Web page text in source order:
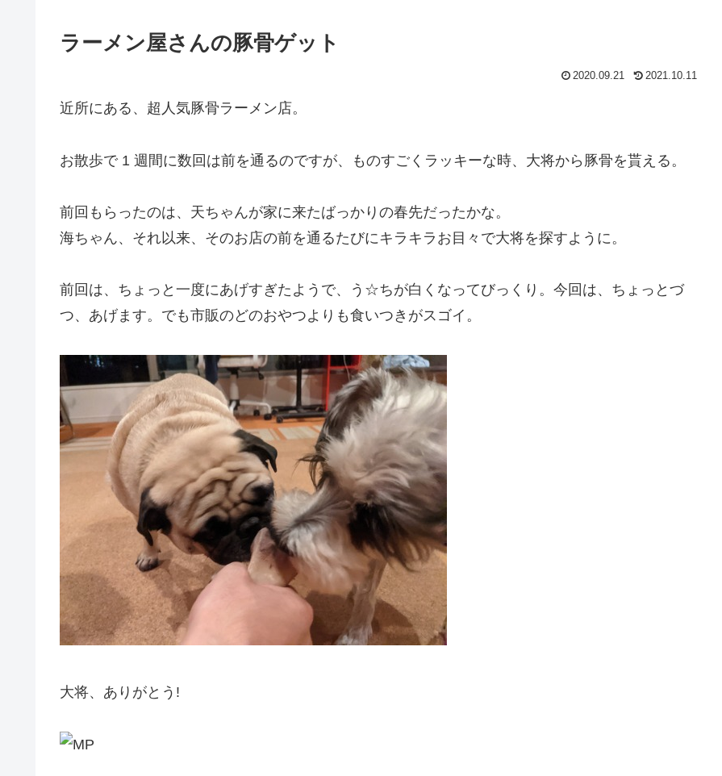
ラーメン屋さんの豚骨ゲット
2020.09.21 2021.10.11
近所にある、超人気豚骨ラーメン店。
お散歩で 1 週間に数回は前を通るのですが、ものすごくラッキーな時、大将から豚骨を貰える。
前回もらったのは、天ちゃんが家に来たばっかりの春先だったかな。
海ちゃん、それ以来、そのお店の前を通るたびにキラキラお目々で大将を探すように。
前回は、ちょっと一度にあげすぎたようで、う☆ちが白くなってびっくり。今回は、ちょっとづ
つ、あげます。でも市販のどのおやつよりも食いつきがスゴイ。
大将、ありがとう!